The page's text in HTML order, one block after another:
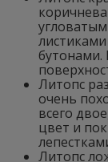
бутонами.
Литопс
очень
всего
цвет и
Литопс